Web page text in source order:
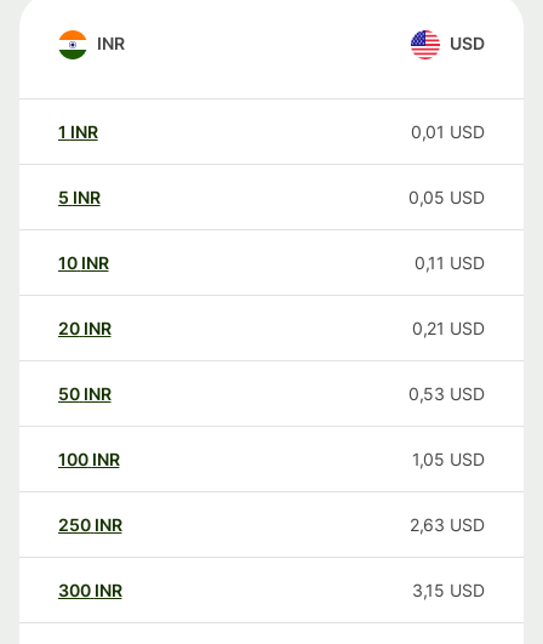
INR USD
1 INR 0,01 USD
5 INR 0,05 USD
10 INR 0,11 USD
20 INR 0,21 USD
50 INR 0,53 USD
100 INR 1,05 USD
250 INR 2,63 USD
300 INR 3,15 USD